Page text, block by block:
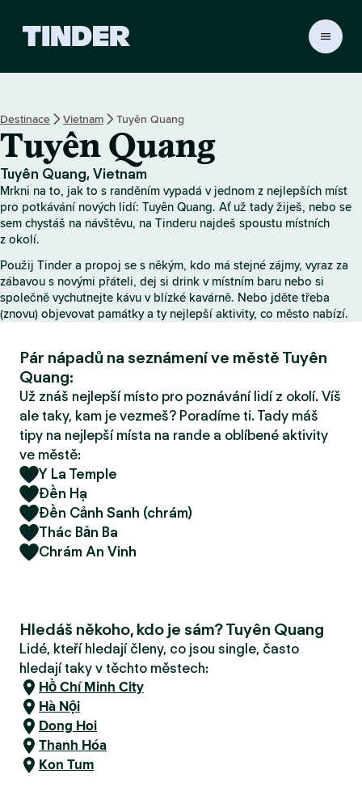
s
k
á
s
t
r
a
T
i
n
e
u
Destinace Vietnam Tuyên Quang
Tuyên Quang
Tuyên Quang, Vietnam
Mrkni na to, jak to s randěním vypadá v jednom z nejlepších míst
pro potkávání nových lidí: Tuyên Quang. Ať už tady žiješ, nebo se
sem chystáš na návštěvu, na Tinderu najdeš spoustu místních
z okolí.
Použij Tinder a propoj se s někým, kdo má stejné zájmy, vyraz za
zábavou s novými přáteli, dej si drink v místním baru nebo si
společně vychutnejte kávu v blízké kavárně. Nebo jděte třeba
(znovu) objevovat památky a ty nejlepší aktivity, co město nabízí.
Pár nápadů na seznámení ve městě Tuyên
Quang:
Už znáš nejlepší místo pro poznávání lidí z okolí. Víš
ale taky, kam je vezmeš? Poradíme ti. Tady máš
tipy na nejlepší místa na rande a oblíbené aktivity
ve městě:
Y La Temple
Đền Hạ
Đền Cảnh Sanh (chrám)
Thác Bản Ba
Chrám An Vinh
Hledáš někoho, kdo je sám? Tuyên Quang
Lidé, kteří hledají členy, co jsou single, často
hledají taky v těchto městech:
Hồ Chí Minh City
Hà Nội
Dong Hoi
Thanh Hóa
Kon Tum